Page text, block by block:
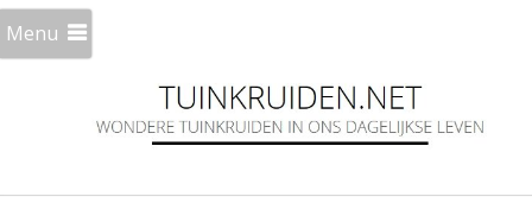
Menu